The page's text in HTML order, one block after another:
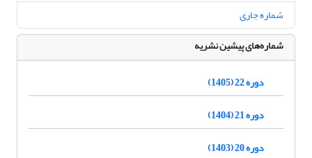
شماره جاری
شماره‌های پیشین نشریه
دوره 22 (1405)
دوره 21 (1404)
دوره 20 (1403)